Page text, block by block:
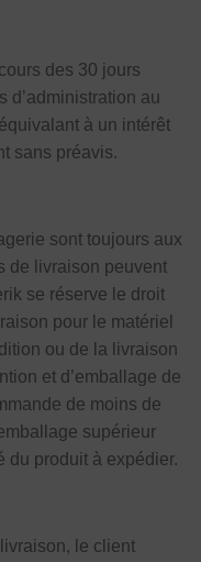
des 30 jours
d’administration au
à un intérêt
sans préavis.
sont toujours aux
de livraison peuvent
se réserve le droit
pour le matériel
ou de la livraison
et d’emballage de
de moins de
supérieur
du produit à expédier.
le client